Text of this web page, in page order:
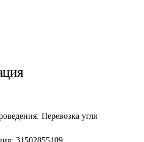
Перевозка угля